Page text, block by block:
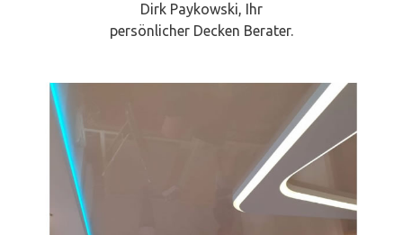
Dirk Paykowski, Ihr
persönlicher Decken Berater.